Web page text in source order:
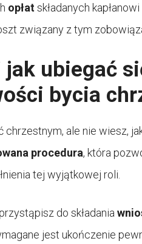
opłatskładanych
związany z tym
jak ubiegać
bycia
chrzestnym, ale nie wiesz,
procedura, która
tej wyjątkowej roli.
do składania
jest ukończenie